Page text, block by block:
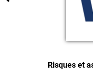
Risques et